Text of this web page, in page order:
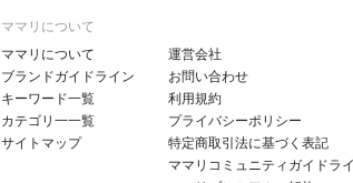
ママリについて
ママリについて
ブランドガイドライン
キーワード一覧
カテゴリ一一覧
サイトマップ
運営会社
お問い合わせ
利用規約
プライバシーポリシー
特定商取引法に基づく表記
ママリコミュニティガイドラ